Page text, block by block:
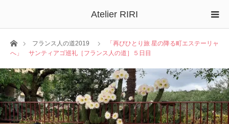
Atelier RIRI
ホームフランス人の道2019
「再びひとり旅 星の降る町エステーリャ
へ」 サンティアゴ巡礼［フランス人の道］５日目